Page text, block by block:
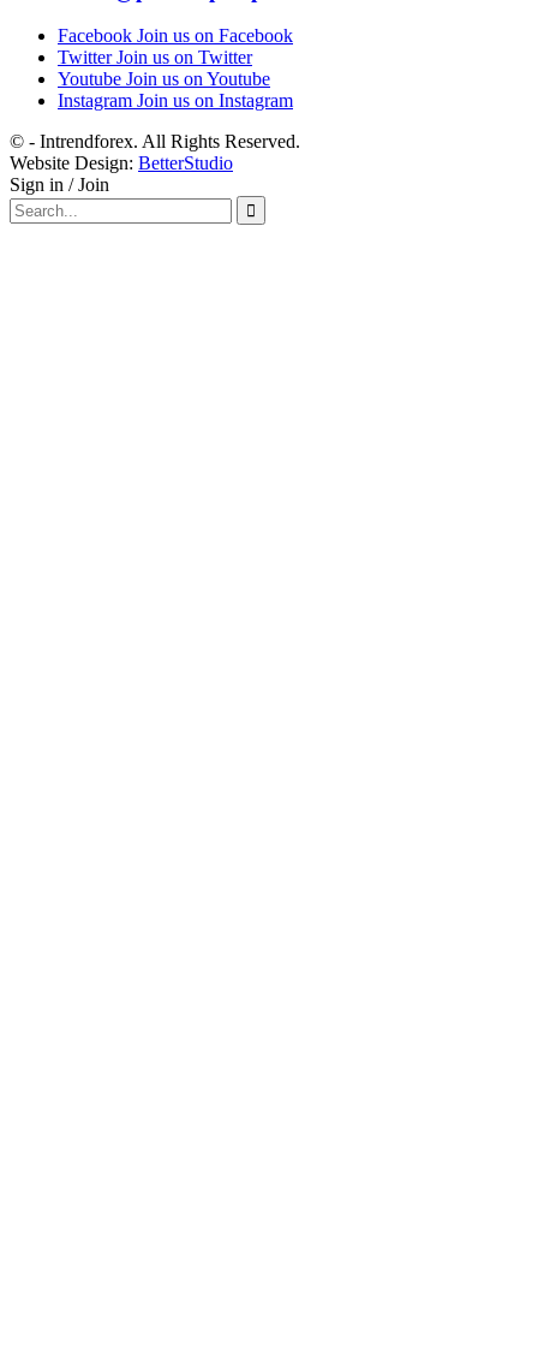
Facebook Join us on Facebook
Twitter Join us on Twitter
Youtube Join us on Youtube
Instagram Join us on Instagram
© - Intrendforex. All Rights Reserved.
Website Design: BetterStudio
Sign in / Join